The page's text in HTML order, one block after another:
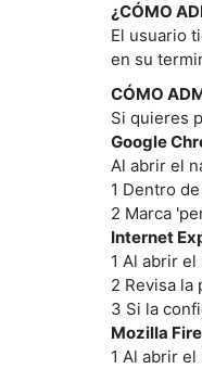
¿CÓMO
El usuario
en su
CÓMO
Si quieres
Google
Al abrir el
1 Dentro
2 Marca
Internet
1 Al abrir
2 Revisa
3 Si la
Mozilla
1 Al abrir